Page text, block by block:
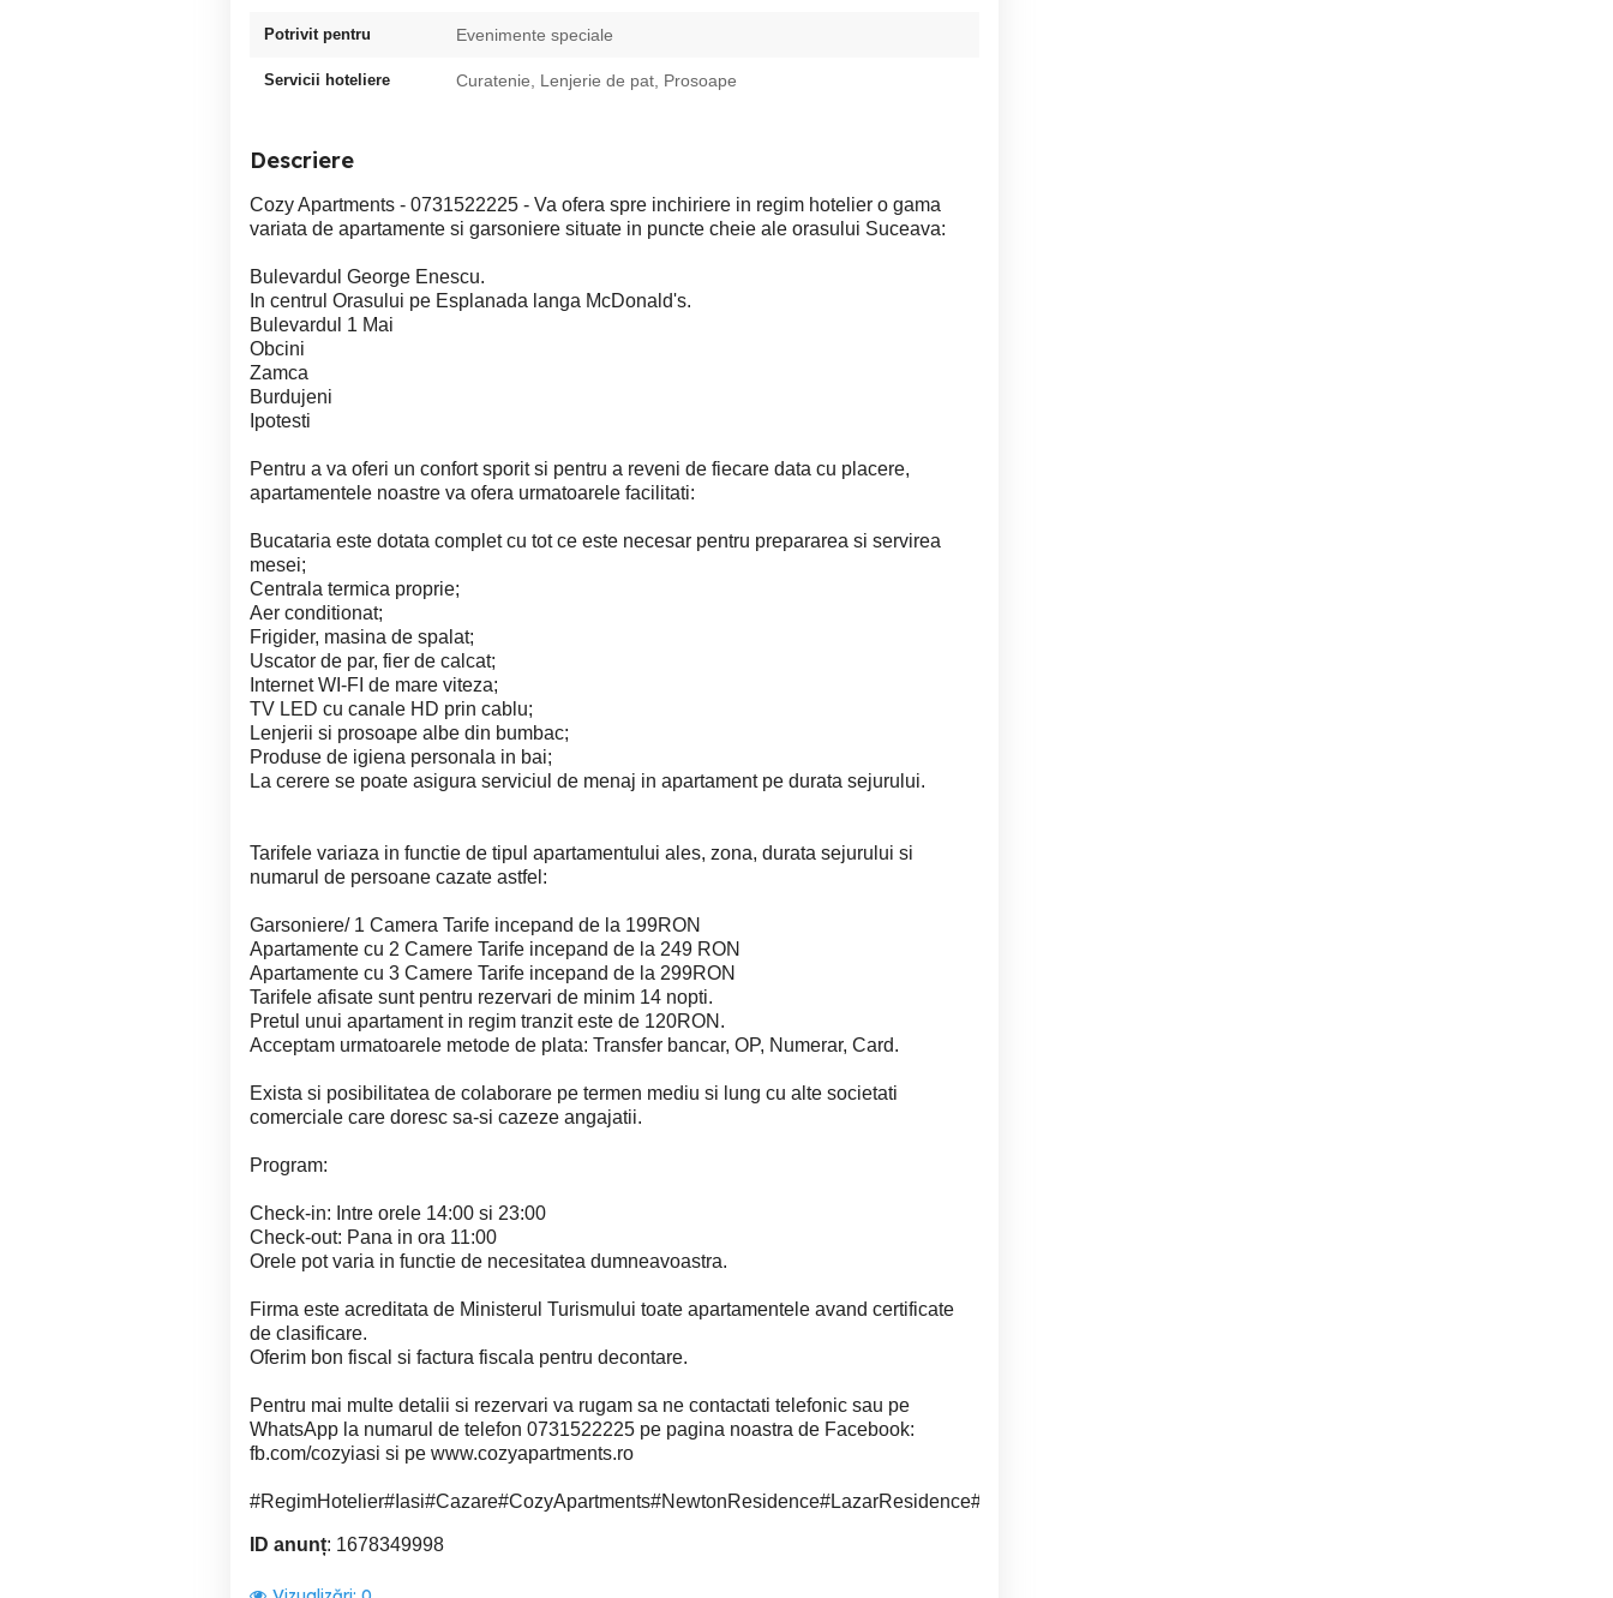
Potrivit pentru Evenimente speciale
Servicii hoteliere Curatenie, Lenjerie de pat, Prosoape
Descriere
Cozy Apartments - 0731522225 - Va ofera spre inchiriere in regim hotelier o gama
variata de apartamente si garsoniere situate in puncte cheie ale orasului Suceava:
Bulevardul George Enescu.
In centrul Orasului pe Esplanada langa McDonald's.
Bulevardul 1 Mai
Obcini
Zamca
Burdujeni
Ipotesti
Pentru a va oferi un confort sporit si pentru a reveni de fiecare data cu placere,
apartamentele noastre va ofera urmatoarele facilitati:
Bucataria este dotata complet cu tot ce este necesar pentru prepararea si servirea
mesei;
Centrala termica proprie;
Aer conditionat;
Frigider, masina de spalat;
Uscator de par, fier de calcat;
Internet WI-FI de mare viteza;
TV LED cu canale HD prin cablu;
Lenjerii si prosoape albe din bumbac;
Produse de igiena personala in bai;
La cerere se poate asigura serviciul de menaj in apartament pe durata sejurului.
Tarifele variaza in functie de tipul apartamentului ales, zona, durata sejurului si
numarul de persoane cazate astfel:
Garsoniere/ 1 Camera Tarife incepand de la 199RON
Apartamente cu 2 Camere Tarife incepand de la 249 RON
Apartamente cu 3 Camere Tarife incepand de la 299RON
Tarifele afisate sunt pentru rezervari de minim 14 nopti.
Pretul unui apartament in regim tranzit este de 120RON.
Acceptam urmatoarele metode de plata: Transfer bancar, OP, Numerar, Card.
Exista si posibilitatea de colaborare pe termen mediu si lung cu alte societati
comerciale care doresc sa-si cazeze angajatii.
Program:
Check-in: Intre orele 14:00 si 23:00
Check-out: Pana in ora 11:00
Orele pot varia in functie de necesitatea dumneavoastra.
Firma este acreditata de Ministerul Turismului toate apartamentele avand certificate
de clasificare.
Oferim bon fiscal si factura fiscala pentru decontare.
Pentru mai multe detalii si rezervari va rugam sa ne contactati telefonic sau pe
WhatsApp la numarul de telefon 0731522225 pe pagina noastra de Facebook:
fb.com/cozyiasi si pe www.cozyapartments.ro
ID anunț: 1678349998